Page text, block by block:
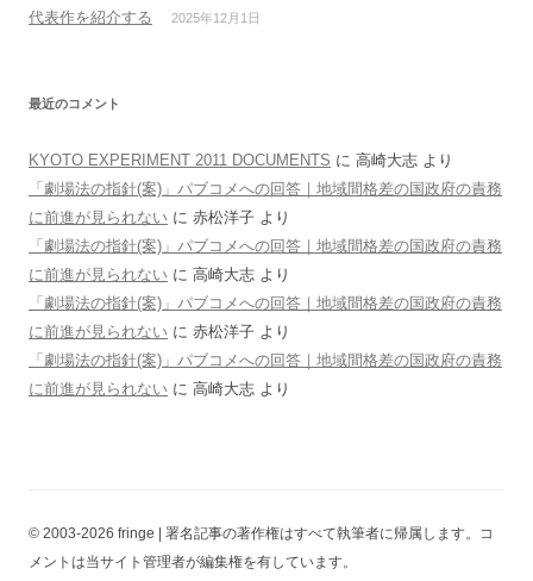
代表作を紹介する
2025年12月1日
最近のコメント
KYOTO EXPERIMENT 2011 DOCUMENTS に 高崎大志 より
「劇場法の指針(案)」パブコメへの回答｜地域間格差の国政府の責務
に前進が見られない に 赤松洋子 より
「劇場法の指針(案)」パブコメへの回答｜地域間格差の国政府の責務
に前進が見られない に 高崎大志 より
「劇場法の指針(案)」パブコメへの回答｜地域間格差の国政府の責務
に前進が見られない に 赤松洋子 より
「劇場法の指針(案)」パブコメへの回答｜地域間格差の国政府の責務
に前進が見られない に 高崎大志 より
© 2003-2026 fringe | 署名記事の著作権はすべて執筆者に帰属します。コ
メントは当サイト管理者が編集権を有しています。